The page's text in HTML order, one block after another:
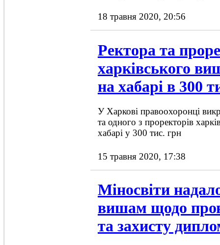
18 травня 2020, 20:56
Ректора та
харківського
на хабарі в 300
У Харкові правоохоронці
та одного з проректорів
хабарі у 300 тис. грн
15 травня 2020, 17:38
Міносвіти
вишам щодо
та захисту